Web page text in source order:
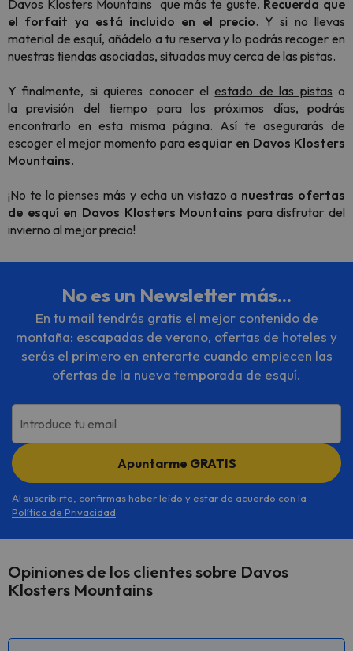
Davos Klosters Mountains que más te guste. Recuerda que
el forfait ya está incluido en el precio. Y si no llevas
material de esquí, añádelo a tu reserva y lo podrás recoger en
nuestras tiendas asociadas, situadas muy cerca de las pistas.
Y finalmente, si quieres conocer elestado de las pistas o
laprevisión del tiempo para los próximos días, podrás
encontrarlo en esta misma página. Así te asegurarás de
escoger el mejor momento para esquiar en Davos Klosters
Mountains.
¡No te lo pienses más y echa un vistazo a nuestras ofertas
de esquí en Davos Klosters Mountains para disfrutar del
invierno al mejor precio!
No es un Newsletter más...
En tu mail tendrás gratis el mejor contenido de
montaña: escapadas de verano, ofertas de hoteles y
serás el primero en enterarte cuando empiecen las
ofertas de la nueva temporada de esquí.
Introduce tu email
Apuntarme GRATIS
Al suscribirte, confirmas haber leído y estar de acuerdo con la
Política de Privacidad
Opiniones de los clientes sobre Davos
Klosters Mountains